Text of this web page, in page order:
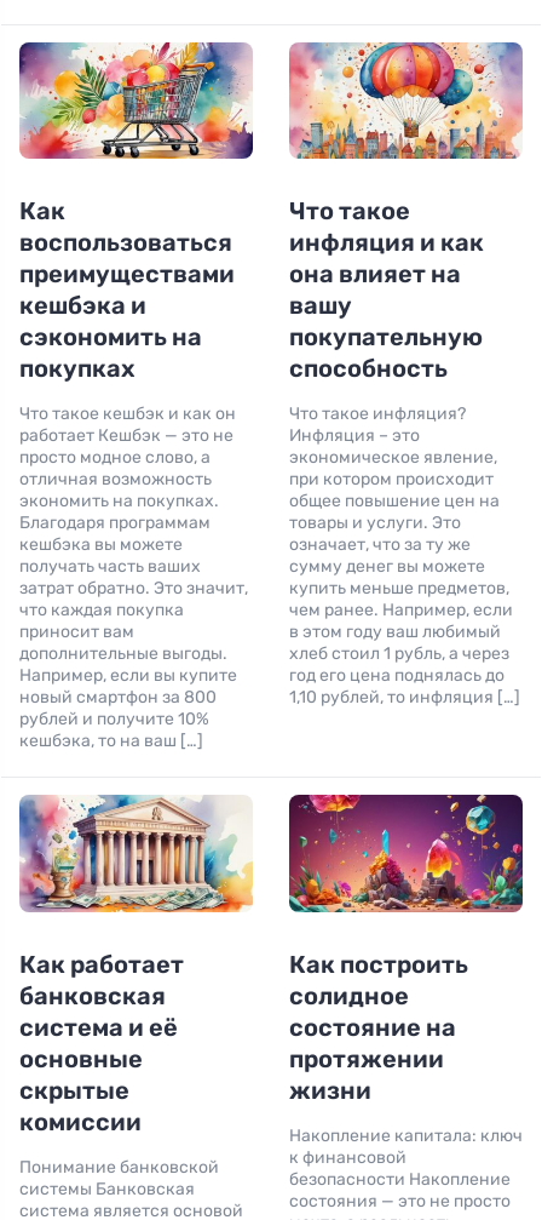
Как
воспользоваться
преимуществами
кешбэка и
сэкономить на
покупках
Что такое кешбэк и как он
работает Кешбэк — это не
просто модное слово, а
отличная возможность
экономить на покупках.
Благодаря программам
кешбэка вы можете
получать часть ваших
затрат обратно. Это значит,
что каждая покупка
приносит вам
дополнительные выгоды.
Например, если вы купите
новый смартфон за 800
рублей и получите 10%
кешбэка, то на ваш […]
Что такое
инфляция и как
она влияет на
вашу
покупательную
способность
Что такое инфляция?
Инфляция – это
экономическое явление,
при котором происходит
общее повышение цен на
товары и услуги. Это
означает, что за ту же
сумму денег вы можете
купить меньше предметов,
чем ранее. Например, если
в этом году ваш любимый
хлеб стоил 1 рубль, а через
год его цена поднялась до
1,10 рублей, то инфляция […]
Как работает
банковская
система и её
основные
скрытые
комиссии
Понимание банковской
системы Банковская
система является основой
Как построить
солидное
состояние на
протяжении
жизни
Накопление капитала: ключ
к финансовой
безопасности Накопление
состояния — это не просто